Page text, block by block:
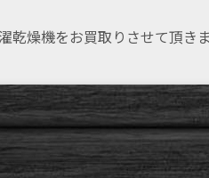
燥機をお買取りさせて頂きま